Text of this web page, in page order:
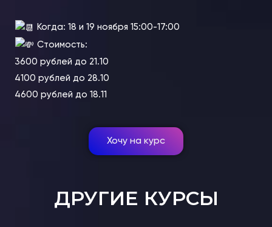
Когда: 18 и 19 ноября 15:00-17:00
Стоимость:
3600 рублей до 21.10
4100 рублей до 28.10
4600 рублей до 18.11
Хочу на курс
ДРУГИЕ КУРСЫ